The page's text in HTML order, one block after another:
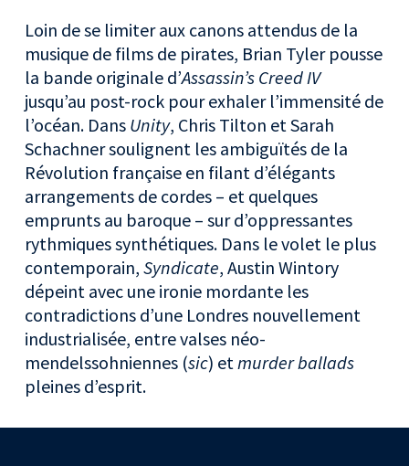
Loin de se limiter aux canons attendus de la
musique de films de pirates, Brian Tyler pousse
la bande originale d’Assassin’s Creed IV
jusqu’au post-rock pour exhaler l’immensité de
l’océan. Dans Unity, Chris Tilton et Sarah
Schachner soulignent les ambiguïtés de la
Révolution française en filant d’élégants
arrangements de cordes – et quelques
emprunts au baroque – sur d’oppressantes
rythmiques synthétiques. Dans le volet le plus
contemporain,Syndicate, Austin Wintory
dépeint avec une ironie mordante les
contradictions d’une Londres nouvellement
industrialisée, entre valses néo-
mendelssohniennes (sic) et murder ballads
pleines d’esprit.